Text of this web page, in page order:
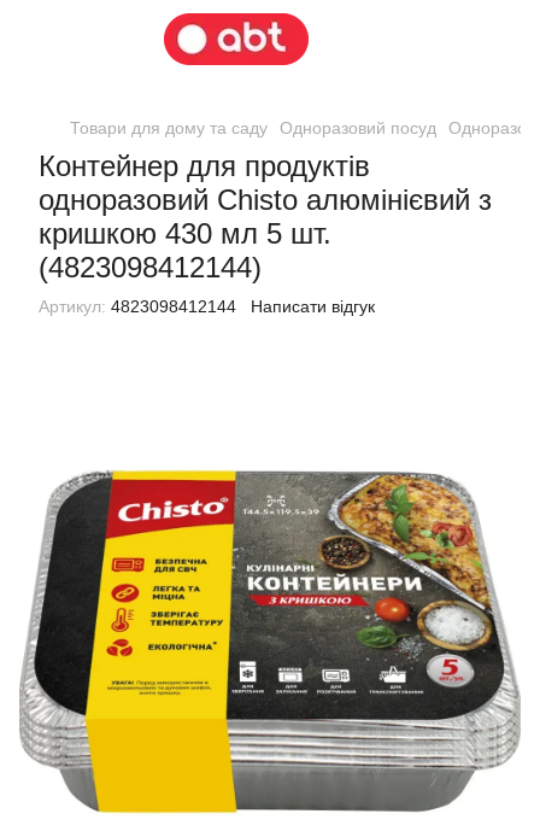
Товари для дому та саду Одноразовий посуд
Контейнер для продуктів
одноразовий Chisto алюмінієвий з
кришкою 430 мл 5 шт.
(4823098412144)
Артикул: 4823098412144 Написати відгук